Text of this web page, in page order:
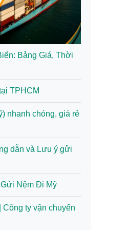
Bảng Giá, Thời
TPHCM
nhanh chóng, giá rẻ
dẫn và Lưu ý gửi
Nệm Đi Mỹ
ty vận chuyển